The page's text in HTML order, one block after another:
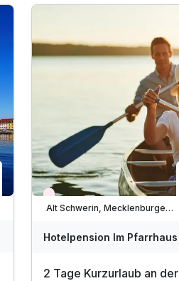
Nur noch Restplätze
Alt Schwerin, Mecklenburger Seenplatte
Hotelpension Im Pfarrhaus
2 Tage Kurzurlaub an der